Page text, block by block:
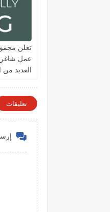
تعلن
عمل
العديد
تعليقات